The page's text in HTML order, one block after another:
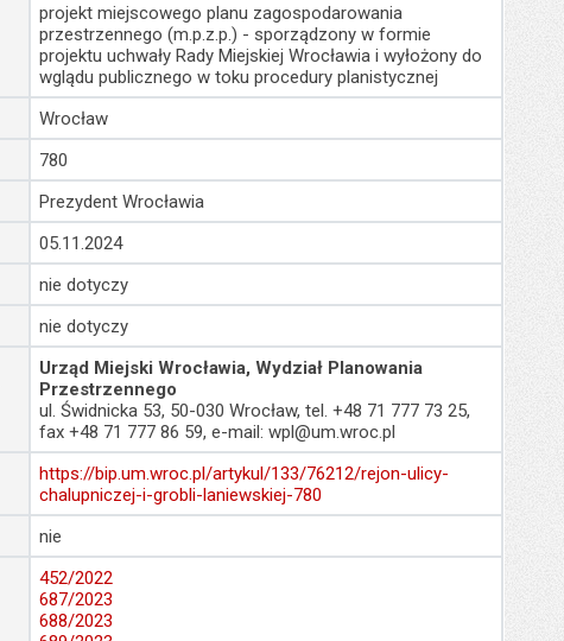
projekt miejscowego planu zagospodarowania
przestrzennego (m.p.z.p.) - sporządzony w formie
projektu uchwały Rady Miejskiej Wrocławia i wyłożony do
wglądu publicznego w toku procedury planistycznej
Wrocław
780
Prezydent Wrocławia
05.11.2024
nie dotyczy
nie dotyczy
Urząd Miejski Wrocławia, Wydział Planowania
Przestrzennego
ul. Świdnicka 53, 50-030 Wrocław, tel. +48 71 777 73 25,
fax +48 71 777 86 59, e-mail: wpl@um.wroc.pl
https://bip.um.wroc.pl/artykul/133/76212/rejon-ulicy-
chalupniczej-i-grobli-laniewskiej-780
nie
452/2022
687/2023
688/2023